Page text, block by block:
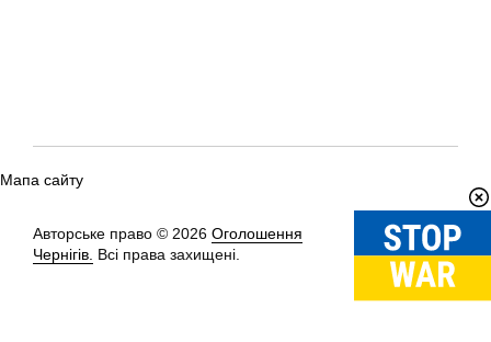
Мапа сайту
Авторське право © 2026 Оголошення
Чернігів. Всі права захищені.
Вгору↑